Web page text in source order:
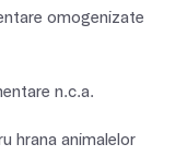
omogenizate
n.c.a.
hrana animalelor